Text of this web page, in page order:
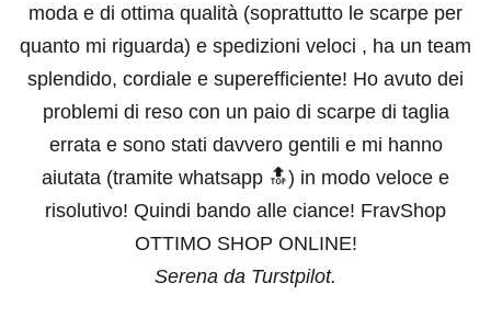
moda e di ottima qualità (soprattutto le scarpe per
quanto mi riguarda) e spedizioni veloci , ha un team
splendido, cordiale e superefficiente! Ho avuto dei
problemi di reso con un paio di scarpe di taglia
errata e sono stati davvero gentili e mi hanno
aiutata (tramite whatsapp 🔝) in modo veloce e
risolutivo! Quindi bando alle ciance! FravShop
OTTIMO SHOP ONLINE!
Serena da Turstpilot.